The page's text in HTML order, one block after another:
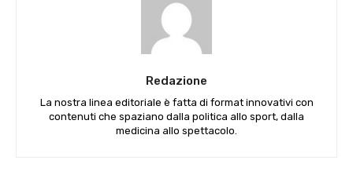
Redazione
La nostra linea editoriale è fatta di format innovativi con
contenuti che spaziano dalla politica allo sport, dalla
medicina allo spettacolo.